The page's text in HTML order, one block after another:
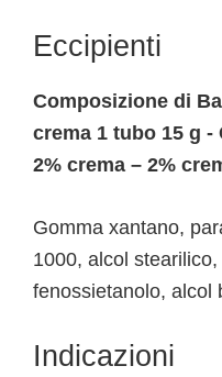
Eccipienti
Composizione di
crema 1 tubo 15 g
2% crema – 2%
Gomma xantano,
1000, alcol
fenossietanolo, alcol
Indicazioni